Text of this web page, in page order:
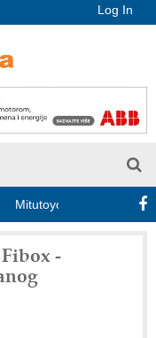
Log In
Crysta-Apex V PLUS:
-